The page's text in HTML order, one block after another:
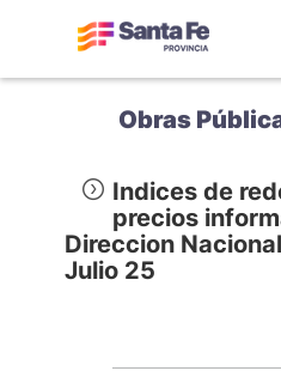
Obras
Indices de
precios
Direccion
Julio 25